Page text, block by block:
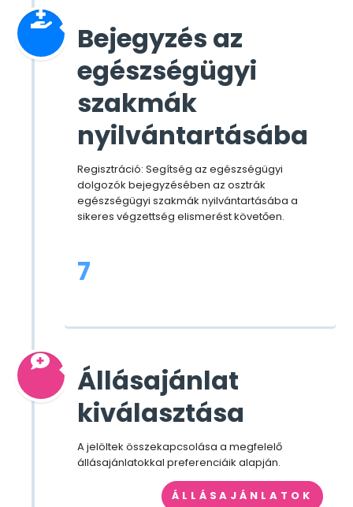
Bejegyzés az
egészségügyi
szakmák
nyilvántartásába
Regisztráció: Segítség az egészségügyi
dolgozók bejegyzésében az osztrák
egészségügyi szakmák nyilvántartásába a
sikeres végzettség elismerést követően.
7
Állásajánlat
kiválasztása
A jelöltek összekapcsolása a megfelelő
állásajánlatokkal preferenciáik alapján.
ÁLLÁSAJÁNLATOK